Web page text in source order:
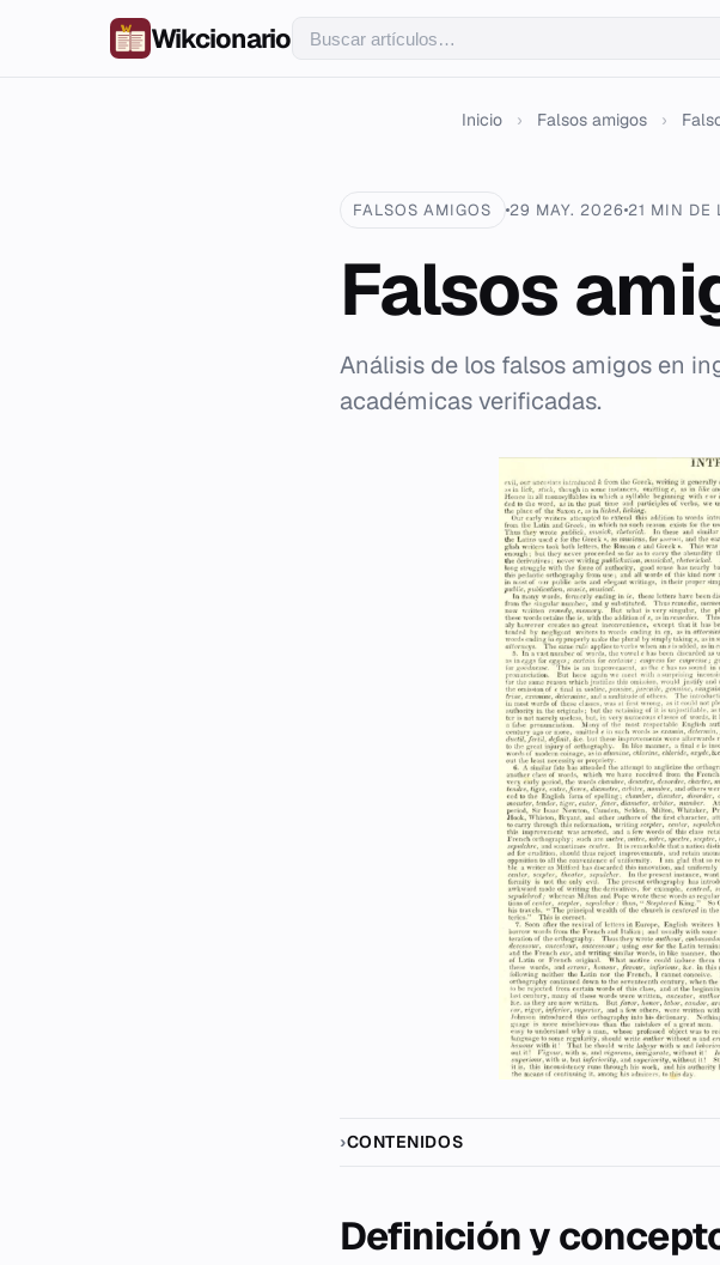
Wikcionario
Inicio › Falsos amigos ›
FALSOS AMIGOS 29 MAY. 202621 MIN DE
Falsos
Análisis de los falsos amigos en
académicas verificadas.
CONTENIDOS
Definición y